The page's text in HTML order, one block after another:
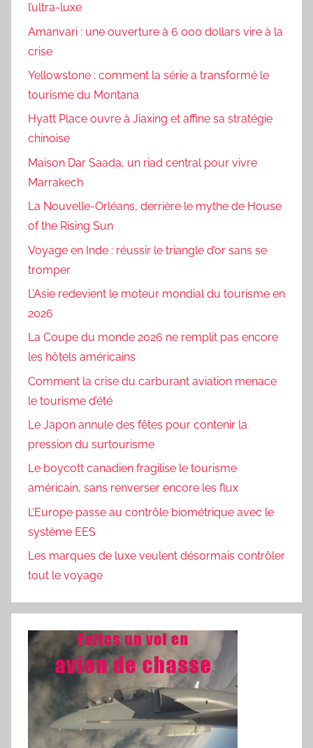
l’ultra-luxe
Amanvari : une ouverture à 6 000 dollars vire à la
crise
Yellowstone : comment la série a transformé le
tourisme du Montana
Hyatt Place ouvre à Jiaxing et affine sa stratégie
chinoise
Maison Dar Saada, un riad central pour vivre
Marrakech
La Nouvelle-Orléans, derrière le mythe de House
of the Rising Sun
Voyage en Inde : réussir le triangle d’or sans se
tromper
L’Asie redevient le moteur mondial du tourisme en
2026
La Coupe du monde 2026 ne remplit pas encore
les hôtels américains
Comment la crise du carburant aviation menace
le tourisme d’été
Le Japon annule des fêtes pour contenir la
pression du surtourisme
Le boycott canadien fragilise le tourisme
américain, sans renverser encore les flux
L’Europe passe au contrôle biométrique avec le
système EES
Les marques de luxe veulent désormais contrôler
tout le voyage